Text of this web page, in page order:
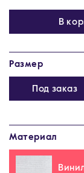
В
Размер
Под заказ
Материал